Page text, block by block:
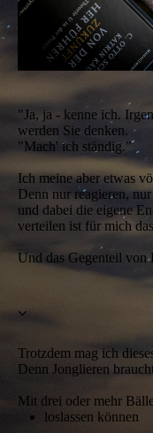
"Ja, ja - kenne ich.
werden Sie denken.
"Mach' ich ständig."
Ich meine aber etwas
Denn nur reagieren,
und dabei die eigene
verteilen ist für mich
Und das Gegenteil von
Trotzdem mag ich
Denn Jonglieren
Mit drei oder mehr
loslassen können